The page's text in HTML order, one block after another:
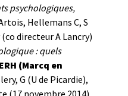
psychologiques,
Hellemans C, S
directeur A Lancry)
: quels
(Marcq en
G (U de Picardie),
(17 novembre 2014)